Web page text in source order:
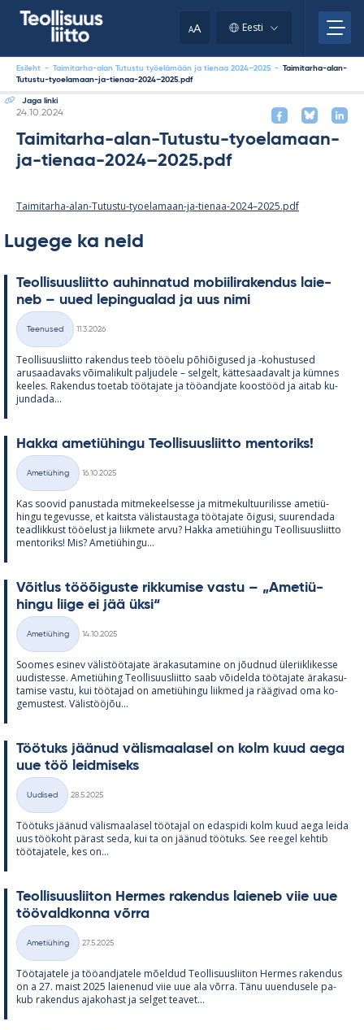
AA Eesti
Esileht - Taimitarha-alan Tutustu työelämään ja tienaa 2024–2025 - Taimitarha-alan-
Tutustu-tyoelamaan-ja-tienaa-2024–2025.pdf
Jaga linki
Kirjoitettu
24.10.2024
Taimitarha-alan-Tutustu-tyoelamaan-
ja-tienaa-2024–2025.pdf
Taimitarha-alan-Tutustu-tyoelamaan-ja-tienaa-2024–2025.pdf
Lugege ka neid
Teol­li­suus­liitto au­hin­na­tud mo­bii­li­ra­ken­dus lai­e­
neb – uued le­pin­gua­lad ja uus nimi
Kategooriad
Teenused
11.3.2026
Teol­li­suus­liitto ra­ken­dus teeb töö­elu põ­hiõi­gused ja -ko­hus­tused
arusaa­da­vaks või­ma­li­kult pal­ju­dele – sel­gelt, kät­te­saa­da­valt ja küm­nes
kee­les. Ra­ken­dus toe­tab töö­ta­jate ja töö­and­jate koos­tööd ja ai­tab ku­
jun­dada...
Hakka ame­tiü­hingu Teol­li­suus­liitto men­to­riks!
Kategooriad
Ametiühing
16.10.2025
Kas soo­vid pa­nus­tada mit­me­keel­sesse ja mit­me­kul­tuu­ri­lisse ame­tiü­
hingu te­ge­vusse, et kaitsta vä­lis­taus­taga töö­ta­jate õi­gusi, suu­ren­dada
tead­lik­kust töö­elust ja liik­mete arvu? Hakka ame­tiü­hingu Teol­li­suus­liitto
men­to­riks! Mis? Ame­tiü­hingu...
Võit­lus tööõi­guste rik­ku­mise vastu – „Ame­tiü­
hingu liige ei jää üksi“
Kategooriad
Ametiühing
14.10.2025
Soo­mes esi­nev vä­lis­töö­ta­jate ära­ka­su­ta­mine on jõud­nud üle­riikli­kesse
uu­dis­tesse. Ame­tiü­hing Teol­li­suus­liitto saab või­delda töö­ta­jate ära­ka­su­
ta­mise vastu, kui töö­ta­jad on ame­tiü­hingu liik­med ja rää­gi­vad oma ko­
ge­mus­test. Vä­lis­tööjõu...
Töö­tuks jää­nud vä­lis­maa­la­sel on kolm kuud aega
uue töö leid­mi­seks
Kategooriad
Uudised
28.5.2025
Töö­tuks jää­nud vä­lis­maa­la­sel töö­ta­jal on edas­pidi kolm kuud aega leida
uus töö­koht pä­rast seda, kui ta on jää­nud töö­tuks. See ree­gel keh­tib
töö­ta­ja­tele, kes on...
Teol­li­suus­lii­ton Her­mes ra­ken­dus lai­e­neb viie uue
töö­vald­konna võrra
Kategooriad
Ametiühing
27.5.2025
Töö­ta­ja­tele ja töö­and­ja­tele mõel­dud Teol­li­suus­lii­ton Her­mes ra­ken­dus
on a 27. maist 2025 lai­e­ne­nud viie uue ala võrra. Tänu uu­en­dusele pa­
kub ra­ken­dus aja­ko­hast ja sel­get tea­vet...